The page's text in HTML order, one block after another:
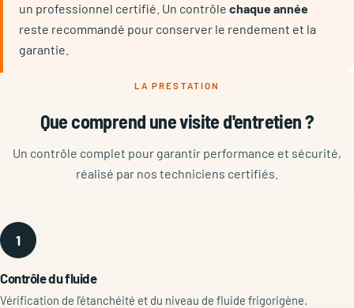
un professionnel certifié. Un contrôle chaque année
reste recommandé pour conserver le rendement et la
garantie.
LA PRESTATION
Que comprend une visite d'entretien ?
Un contrôle complet pour garantir performance et sécurité,
réalisé par nos techniciens certifiés.
1
Contrôle du fluide
Vérification de l'étanchéité et du niveau de fluide frigorigène.